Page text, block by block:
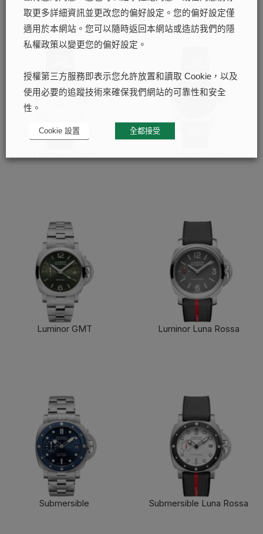
Luminor GMT
Luminor Luna Rossa
Submersible
Submersible Luna Rossa
取更多詳細資訊並更改您的偏好設定。您的偏好設定僅
適用於本網站。您可以隨時返回本網站或造訪我們的隱
私權政策以變更您的偏好設定。
授權第三方服務即表示您允許放置和讀取 Cookie，以及
使用必要的追蹤技術來確保我們網站的可靠性和安全
性。
Cookie 設置 全都接受